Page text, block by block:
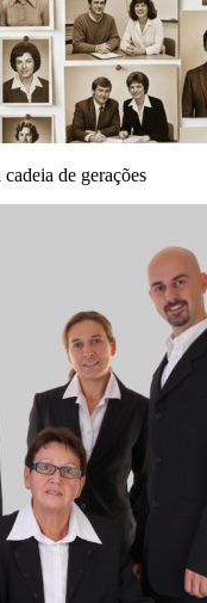
de gerações